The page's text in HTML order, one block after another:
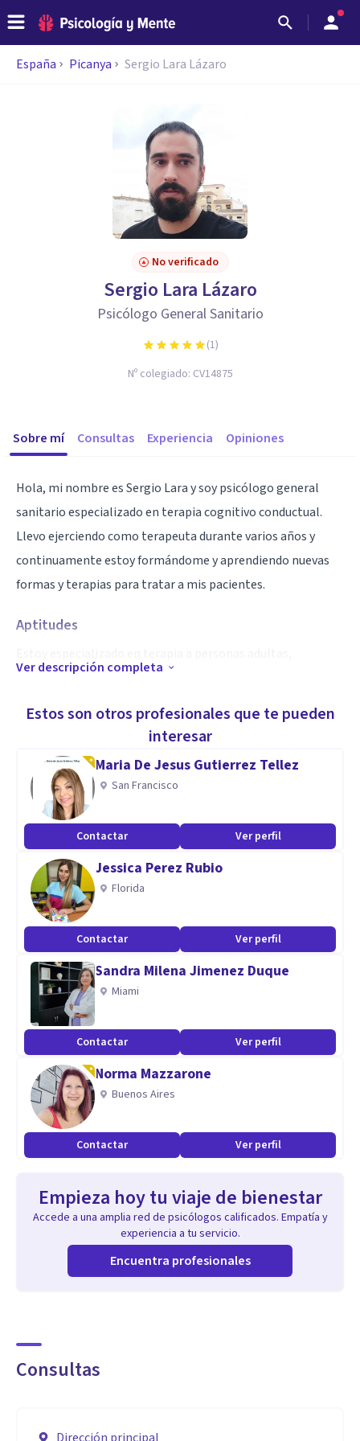
España Picanya Sergio Lara Lázaro
No verificado
Sergio Lara Lázaro
Psicólogo General Sanitario
(1)
Nº colegiado: CV14875
Sobre mí Consultas Experiencia Opiniones
Hola, mi nombre es Sergio Lara y soy psicólogo general
sanitario especializado en terapia cognitivo conductual.
Llevo ejerciendo como terapeuta durante varios años y
continuamente estoy formándome y aprendiendo nuevas
formas y terapias para tratar a mis pacientes.
Aptitudes
sobretodo con sintomatología depresiva, ansiosa, TOC y
Ver descripción completa
Estos son otros profesionales que te pueden
interesar
Maria De Jesus Gutierrez Tellez
San Francisco
Contactar Ver perfil
Jessica Perez Rubio
Florida
Contactar Ver perfil
Sandra Milena Jimenez Duque
Miami
Contactar Ver perfil
Norma Mazzarone
Buenos Aires
Contactar Ver perfil
Empieza hoy tu viaje de bienestar
Accede a una amplia red de psicólogos calificados. Empatía y
experiencia a tu servicio.
Encuentra profesionales
Consultas